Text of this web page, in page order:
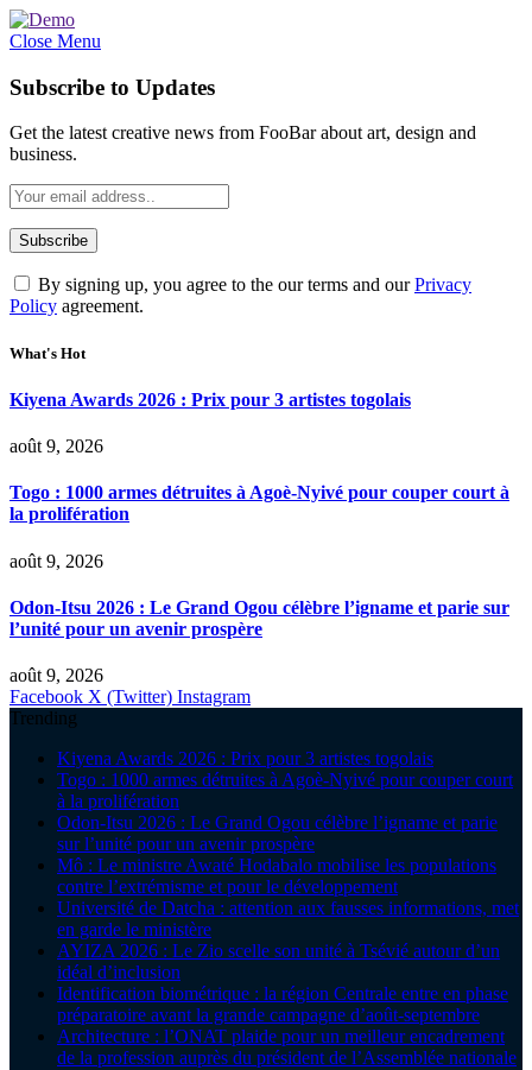
Close Menu
Subscribe to Updates
Get the latest creative news from FooBar about art, design and
business.
By signing up, you agree to the our terms and ourPrivacy
Policy agreement.
What's Hot
Kiyena Awards 2026 : Prix pour 3 artistes togolais
août 9, 2026
Togo : 1000 armes détruites à Agoè-Nyivé pour couper court à
la prolifération
août 9, 2026
Odon-Itsu 2026 : Le Grand Ogou célèbre l’igname et parie sur
l’unité pour un avenir prospère
août 9, 2026
Facebook X (Twitter) Instagram
Trending
Kiyena Awards 2026 : Prix pour 3 artistes togolais
Togo : 1000 armes détruites à Agoè-Nyivé pour couper court
à la prolifération
Odon-Itsu 2026 : Le Grand Ogou célèbre l’igname et parie
sur l’unité pour un avenir prospère
Mô : Le ministre Awaté Hodabalo mobilise les populations
contre l’extrémisme et pour le développement
Université de Datcha : attention aux fausses informations, met
en garde le ministère
AYIZA 2026 : Le Zio scelle son unité à Tsévié autour d’un
idéal d’inclusion
Identification biométrique : la région Centrale entre en phase
préparatoire avant la grande campagne d’août-septembre
Architecture : l’ONAT plaide pour un meilleur encadrement
de la profession auprès du président de l’Assemblée nationale